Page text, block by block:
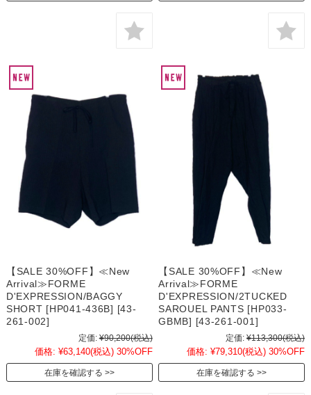
【SALE 30%OFF】≪New
Arrival≫FORME
D'EXPRESSION/BAGGY
SHORT [HP041-436B] [43-
261-002]
定価: ¥90,200(税込)
価格: ¥63,140(税込) 30%OFF
在庫を確認する
【SALE 30%OFF】≪New
Arrival≫FORME
D'EXPRESSION/2TUCKED
SAROUEL PANTS [HP033-
GBMB] [43-261-001]
定価: ¥113,300(税込)
価格: ¥79,310(税込) 30%OFF
在庫を確認する